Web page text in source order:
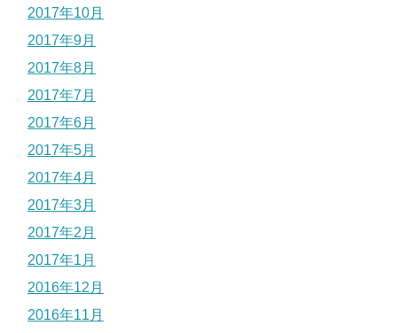
2017年10月
2017年9月
2017年8月
2017年7月
2017年6月
2017年5月
2017年4月
2017年3月
2017年2月
2017年1月
2016年12月
2016年11月